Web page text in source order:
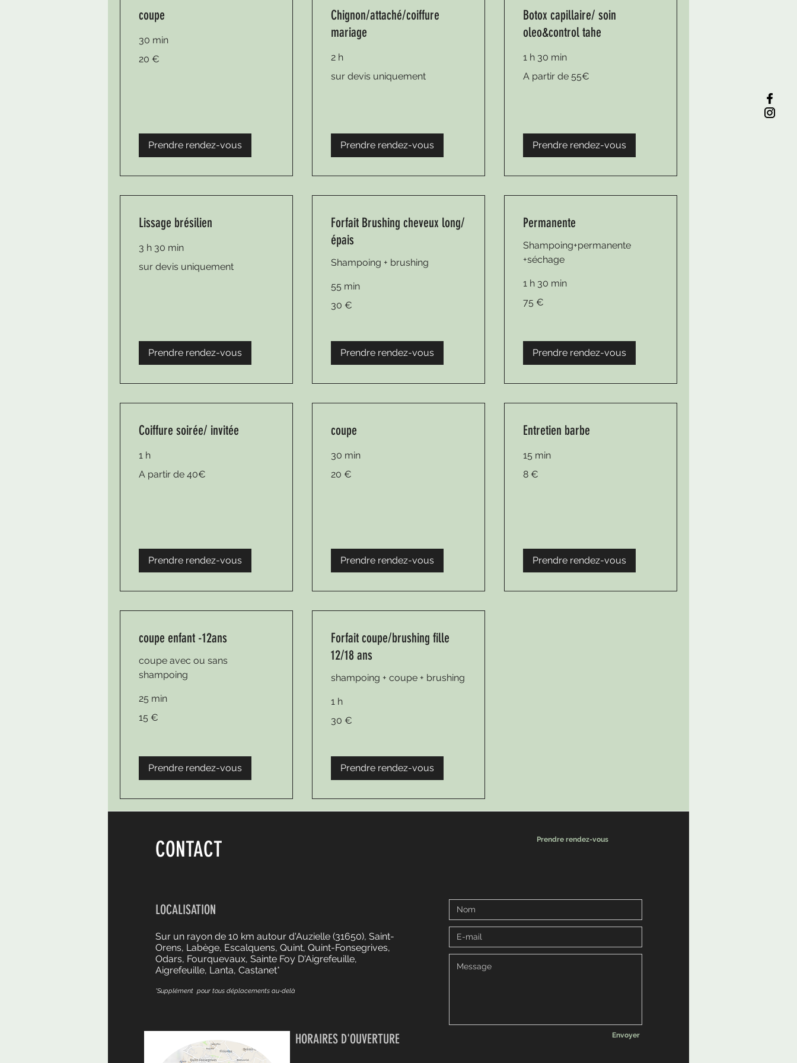
coupe
30 min
euros
20 €
Prendre rendez-vous
Chignon/attaché/coiffure
mariage
2 h
devis
sur devis uniquement
Prendre rendez-vous
Botox capillaire/ soin
oleo&control tahe
1 h 30 min
partir
A partir de 55€
Prendre rendez-vous
Lissage brésilien
3 h 30 min
devis
sur devis uniquement
Prendre rendez-vous
Forfait Brushing cheveux long/
épais
Shampoing + brushing
55 min
euros
30 €
Prendre rendez-vous
Permanente
Shampoing+permanente
+séchage
1 h 30 min
euros
75 €
Prendre rendez-vous
Coiffure soirée/ invitée
1 h
partir
A partir de 40€
Prendre rendez-vous
coupe
30 min
euros
20 €
Prendre rendez-vous
Entretien barbe
15 min
euros
8 €
Prendre rendez-vous
coupe enfant -12ans
coupe avec ou sans
shampoing
25 min
euros
15 €
Prendre rendez-vous
Forfait coupe/brushing fille
12/18 ans
shampoing + coupe + brushing
1 h
euros
30 €
Prendre rendez-vous
CONTACT
LOCALISATION
Sur un rayon de 10 km autour d'Auzielle (31650), Saint-
Orens, Labège, Escalquens, Quint, Quint-Fonsegrives,
Odars, Fourquevaux, Sainte Foy D'Aigrefeuille,
Aigrefeuille, Lanta, Castanet*
*Supplément pour tous déplacements au-delà
HORAIRES D'OUVERTURE
Prendre rendez-vous
Envoyer